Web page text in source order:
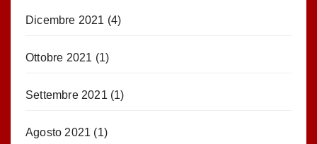
Dicembre 2021 (4)
Ottobre 2021 (1)
Settembre 2021 (1)
Agosto 2021 (1)